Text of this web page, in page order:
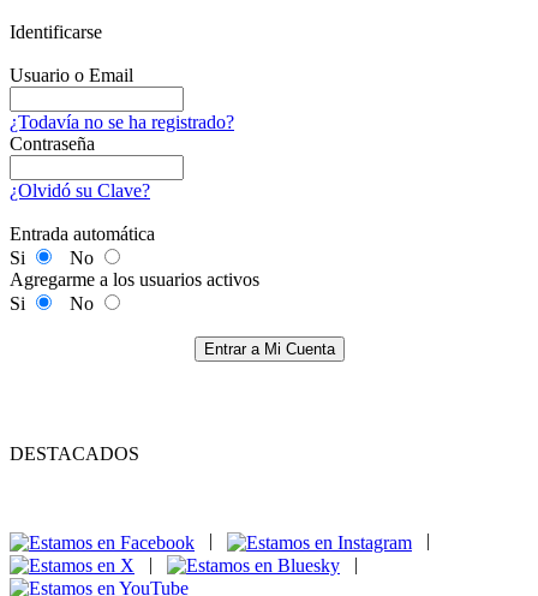
Identificarse
Usuario o Email
¿Todavía no se ha registrado?
Contraseña
¿Olvidó su Clave?
Entrada automática
Si
No
Agregarme a los usuarios activos
Si
No
Entrar a Mi Cuenta
DESTACADOS
|
|